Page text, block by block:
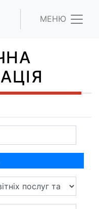
МЕНЮ